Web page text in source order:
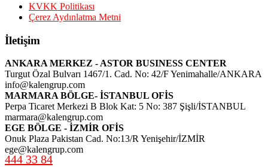
KVKK Politikası
Çerez Aydınlatma Metni
İletişim
ANKARA MERKEZ - ASTOR BUSINESS CENTER
Turgut Özal Bulvarı 1467/1. Cad. No: 42/F Yenimahalle/ANKARA
info@kalengrup.com
MARMARA BÖLGE- İSTANBUL OFİS
Perpa Ticaret Merkezi B Blok Kat: 5 No: 387 Şişli/İSTANBUL
marmara@kalengrup.com
EGE BÖLGE - İZMİR OFİS
Onuk Plaza Pakistan Cad. No:13/R Yenişehir/İZMİR
ege@kalengrup.com
444 33 84